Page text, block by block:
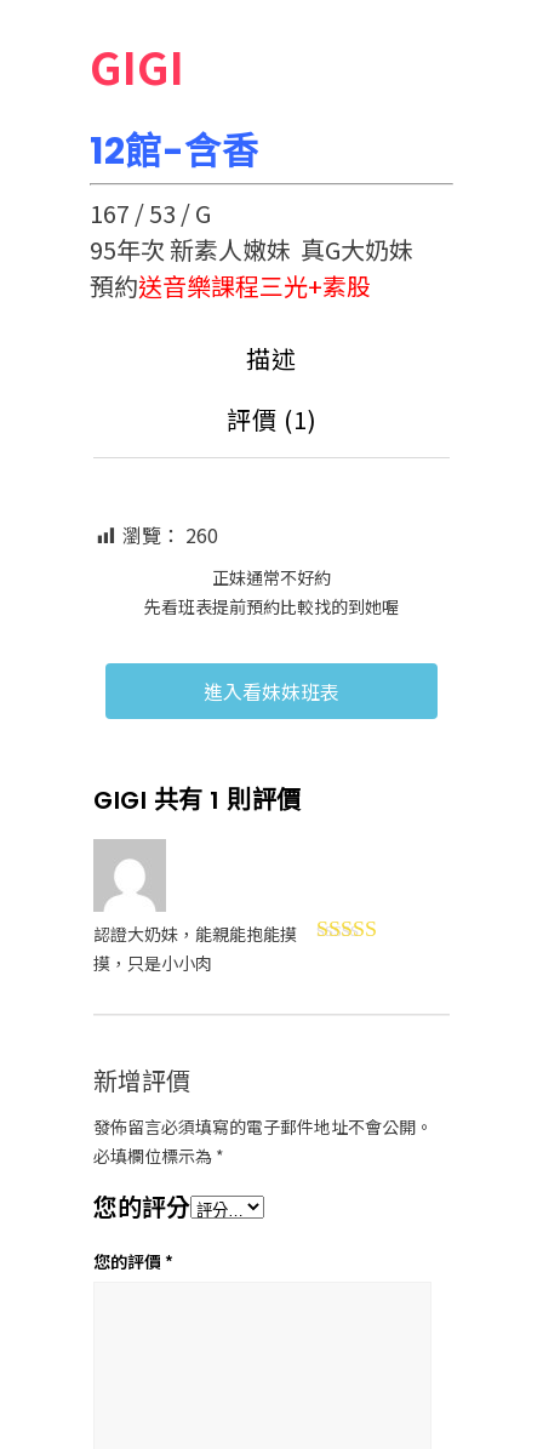
GIGI
12館-含香
167 / 53 / G
95年次 新素人嫩妹 真G大奶妹
預約送音樂課程三光+素股
描述
評價 (1)
瀏覽： 260
正妹通常不好約
先看班表提前預約比較找的到她喔
進入看妹妹班表
GIGI 共有 1 則評價
認證大奶妹，能親能抱能摸
摸，只是小小肉
新增評價
發佈留言必須填寫的電子郵件地址不會公開。
必填欄位標示為 *
您的評分
您的評價 *